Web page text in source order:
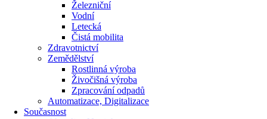
Železniční
Vodní
Letecká
Čistá mobilita
Zdravotnictví
Zemědělství
Rostlinná výroba
Živočišná výroba
Zpracování odpadů
Automatizace, Digitalizace
Současnost